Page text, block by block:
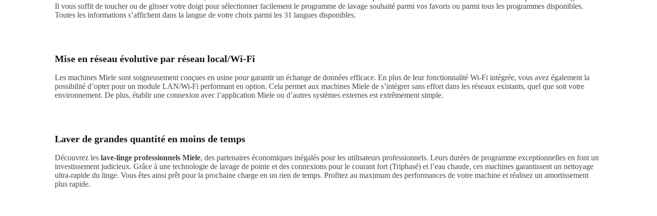
Il vous suffit de toucher ou de glisser votre doigt pour sélectionner facilement le programme de lavage souhaité parmi vos favoris ou parmi tous les programmes disponibles.
Toutes les informations s’affichent dans la langue de votre choix parmi les 31 langues disponibles.
Mise en réseau évolutive par réseau local/Wi-Fi
Les machines Miele sont soigneusement conçues en usine pour garantir un échange de données efficace. En plus de leur fonctionnalité Wi-Fi intégrée, vous avez également la
possibilité d’opter pour un module LAN/Wi-Fi performant en option. Cela permet aux machines Miele de s’intégrer sans effort dans les réseaux existants, quel que soit votre
environnement. De plus, établir une connexion avec l’application Miele ou d’autres systèmes externes est extrêmement simple.
Laver de grandes quantité en moins de temps
Découvrez les lave-linge professionnels Miele, des partenaires économiques inégalés pour les utilisateurs professionnels. Leurs durées de programme exceptionnelles en font un
investissement judicieux. Grâce à une technologie de lavage de pointe et des connexions pour le courant fort (Triphasé) et l’eau chaude, ces machines garantissent un nettoyage
ultra-rapide du linge. Vous êtes ainsi prêt pour la prochaine charge en un rien de temps. Profitez au maximum des performances de votre machine et réalisez un amortissement
plus rapide.